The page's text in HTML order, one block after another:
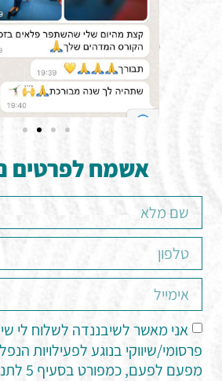
אשמח לפרטים
אני מאשר לשיבננדה לשלוח לי
פרסומי/שיווקי בנוגע לפעילויות
מפעם לפעם, כמפורט בסעיף 5 לתנאי השימוש